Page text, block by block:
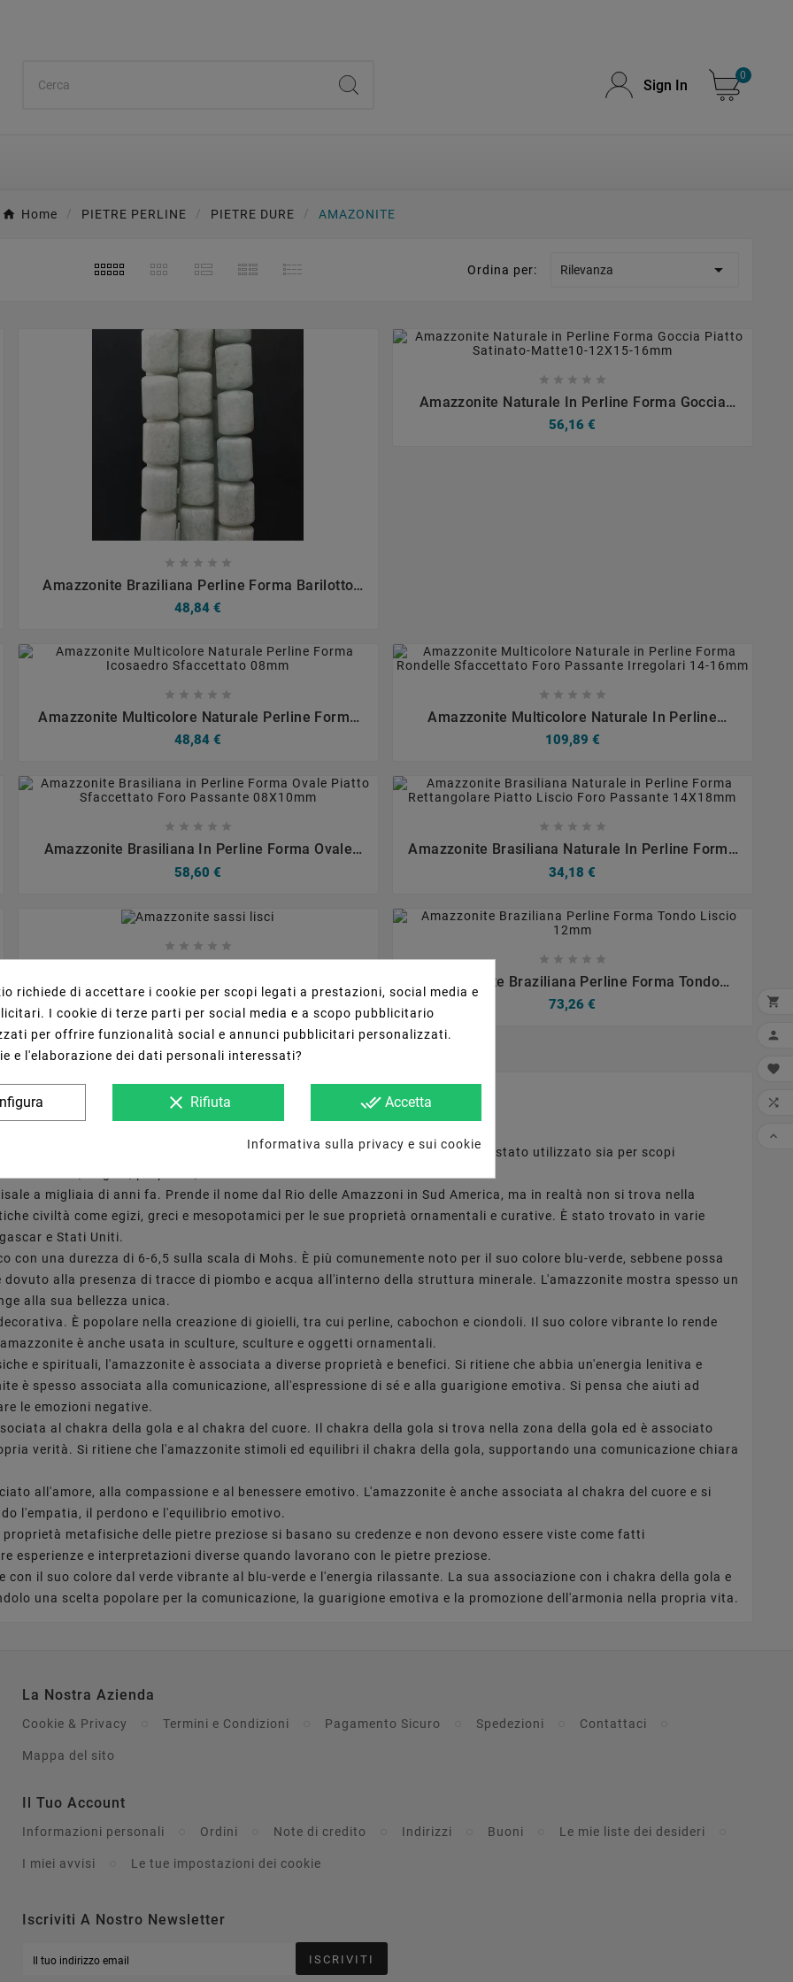
Sign In
0
Home PIETRE PERLINE PIETRE DURE AMAZONITE
Ordina per: Rilevanza 
    
Amazzonite Braziliana Perline Forma Barilotto
Liscio 10x13-14mm
48,84 €
    
Amazzonite Naturale In Perline Forma Goccia
Piatto Satinato-Matte10-12X15-16mm
56,16 €
    
Amazzonite Multicolore Naturale Perline Forma
Icosaedro Sfaccettato 08mm
48,84 €
    
Amazzonite Multicolore Naturale In Perline
Forma Rondelle Sfaccettato Foro Passante
Irregolari 14-16mm
109,89 €
    
Amazzonite Brasiliana In Perline Forma Ovale
Piatto Sfaccettato Foro Passante 08X10mm
58,60 €
    
Amazzonite Brasiliana Naturale In Perline Forma
Rettangolare Piatto Liscio Foro Passante
14X18mm
34,18 €
   
    
29,30 €
    
Amazzonite Braziliana Perline Forma Tondo
Liscio 12mm
73,26 €
dal verde vibrante al blu-verde. È una varietà di feldspato microclino ed è stato utilizzato sia per scopi
storia, origine, proprietà, usi e la sua associazione con i chakra:
a migliaia di anni fa. Prende il nome dal Rio delle Amazzoni in Sud America, ma in realtà non si trova nella
civiltà come egizi, greci e mesopotamici per le sue proprietà ornamentali e curative. È stato trovato in varie
e Stati Uniti.
con una durezza di 6-6,5 sulla scala di Mohs. È più comunemente noto per il suo colore blu-verde, sebbene possa
alla presenza di tracce di piombo e acqua all'interno della struttura minerale. L'amazzonite mostra spesso un
alla sua bellezza unica.
È popolare nella creazione di gioielli, tra cui perline, cabochon e ciondoli. Il suo colore vibrante lo rende
è anche usata in sculture, sculture e oggetti ornamentali.
e spirituali, l'amazzonite è associata a diverse proprietà e benefici. Si ritiene che abbia un'energia lenitiva e
è spesso associata alla comunicazione, all'espressione di sé e alla guarigione emotiva. Si pensa che aiuti ad
le emozioni negative.
al chakra della gola e al chakra del cuore. Il chakra della gola si trova nella zona della gola ed è associato
verità. Si ritiene che l'amazzonite stimoli ed equilibri il chakra della gola, supportando una comunicazione chiara
all'amore, alla compassione e al benessere emotivo. L'amazzonite è anche associata al chakra del cuore e si
l'empatia, il perdono e l'equilibrio emotivo.
metafisiche delle pietre preziose si basano su credenze e non devono essere viste come fatti
esperienze e interpretazioni diverse quando lavorano con le pietre preziose.
il suo colore dal verde vibrante al blu-verde e l'energia rilassante. La sua associazione con i chakra della gola e
una scelta popolare per la comunicazione, la guarigione emotiva e la promozione dell'armonia nella propria vita.
La Nostra Azienda
Cookie & Privacy Termini e Condizioni Pagamento Sicuro Spedezioni Contattaci
Mappa del sito
Il Tuo Account
Informazioni personali Ordini Note di credito Indirizzi Buoni Le mie liste dei desideri
I miei avvisi Le tue impostazioni dei cookie
Iscriviti A Nostro Newsletter
ISCRIVITI





richiede di accettare i cookie per scopi legati a prestazioni, social media e
I cookie di terze parti per social media e a scopo pubblicitario
per offrire funzionalità social e annunci pubblicitari personalizzati.
e l'elaborazione dei dati personali interessati?
clear Rifiuta done_all Accetta
Informativa sulla privacy e sui cookie